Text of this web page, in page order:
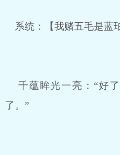
系统：【我赌五毛是蓝
千蕴眸光一亮：“好
了。”